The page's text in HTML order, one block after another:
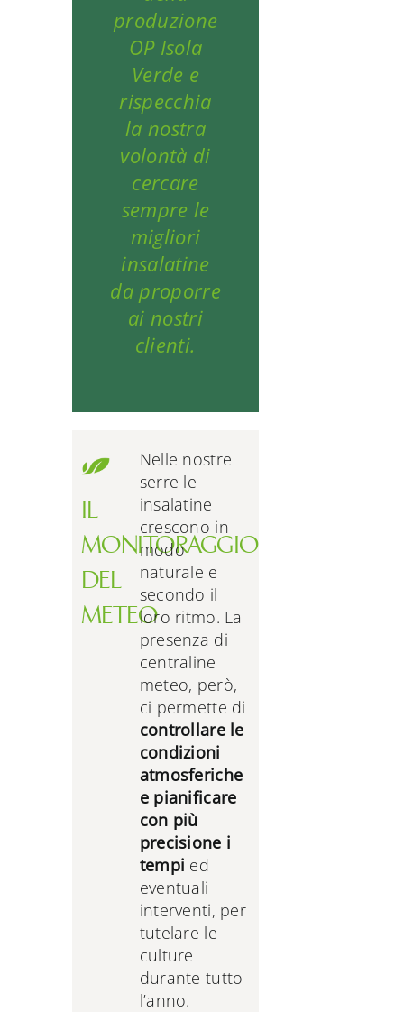
produzione
OP Isola
Verde e
rispecchia
la nostra
volontà di
cercare
sempre le
migliori
insalatine
da proporre
ai nostri
clienti.
IL
MONITORAGGIO
DEL
METEO
Nelle nostre
serre le
insalatine
crescono in
modo
naturale e
secondo il
loro ritmo. La
presenza di
centraline
meteo, però,
ci permette di
controllare le
condizioni
atmosferiche
e pianificare
con più
precisione i
tempi ed
eventuali
interventi, per
tutelare le
culture
durante tutto
l’anno.